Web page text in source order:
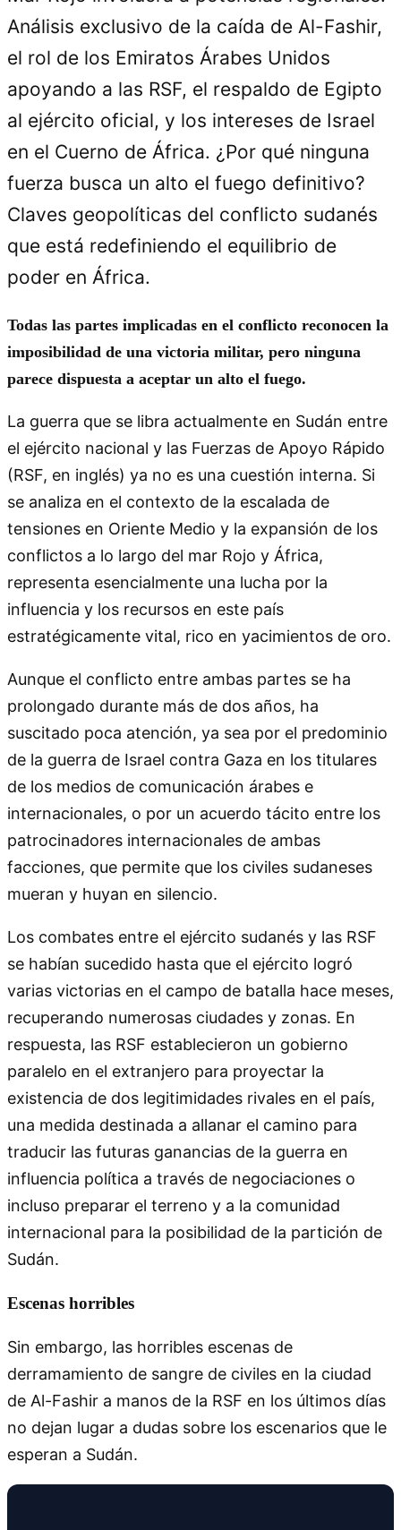
Análisis exclusivo de la caída de Al-Fashir,
el rol de los Emiratos Árabes Unidos
apoyando a las RSF, el respaldo de Egipto
al ejército oficial, y los intereses de Israel
en el Cuerno de África. ¿Por qué ninguna
fuerza busca un alto el fuego definitivo?
Claves geopolíticas del conflicto sudanés
que está redefiniendo el equilibrio de
poder en África.
Todas las partes implicadas en el conflicto reconocen la
imposibilidad de una victoria militar, pero ninguna
parece dispuesta a aceptar un alto el fuego.
La guerra que se libra actualmente en Sudán entre
el ejército nacional y las Fuerzas de Apoyo Rápido
(RSF, en inglés) ya no es una cuestión interna. Si
se analiza en el contexto de la escalada de
tensiones en Oriente Medio y la expansión de los
conflictos a lo largo del mar Rojo y África,
representa esencialmente una lucha por la
influencia y los recursos en este país
estratégicamente vital, rico en yacimientos de oro.
Aunque el conflicto entre ambas partes se ha
prolongado durante más de dos años, ha
suscitado poca atención, ya sea por el predominio
de la guerra de Israel contra Gaza en los titulares
de los medios de comunicación árabes e
internacionales, o por un acuerdo tácito entre los
patrocinadores internacionales de ambas
facciones, que permite que los civiles sudaneses
mueran y huyan en silencio.
Los combates entre el ejército sudanés y las RSF
se habían sucedido hasta que el ejército logró
varias victorias en el campo de batalla hace meses,
recuperando numerosas ciudades y zonas. En
respuesta, las RSF establecieron un gobierno
paralelo en el extranjero para proyectar la
existencia de dos legitimidades rivales en el país,
una medida destinada a allanar el camino para
traducir las futuras ganancias de la guerra en
influencia política a través de negociaciones o
incluso preparar el terreno y a la comunidad
internacional para la posibilidad de la partición de
Sudán.
Escenas horribles
Sin embargo, las horribles escenas de
derramamiento de sangre de civiles en la ciudad
de Al-Fashir a manos de la RSF en los últimos días
no dejan lugar a dudas sobre los escenarios que le
esperan a Sudán.